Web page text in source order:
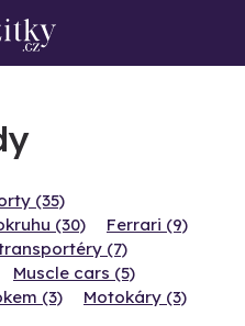
(35)
(30)
Ferrari (9)
(7)
Muscle cars (5)
(3) Motokáry (3)